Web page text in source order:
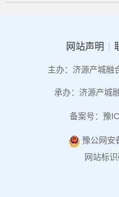
网站声明
主办：济源产城融
承办：济源产城
备案号：豫
豫公网安
网站标